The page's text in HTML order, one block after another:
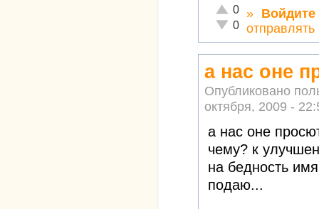
Отлично!
0
Неадекватно!
0
» Войдите
а нас оне
Опубликовано
октября, 2009 -
а нас оне
чему? к
на бедность
подаю...